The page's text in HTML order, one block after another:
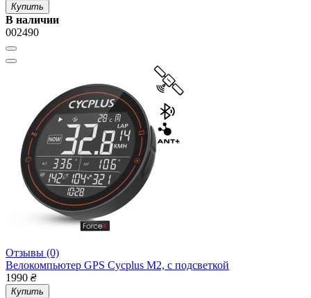
Купить
В наличии
002490
Отзывы (0)
Велокомпьютер GPS Cycplus M2, с подсветкой
1990 ₴
Купить